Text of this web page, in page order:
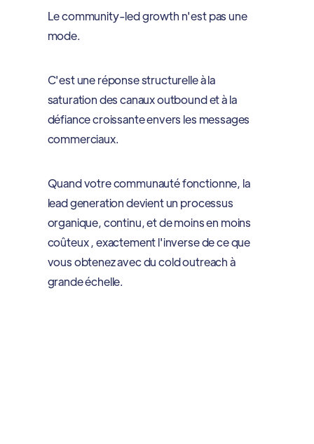
Le community-led growth n'est pas une
mode.
C'est une réponse structurelle à la
saturation des canaux outbound et à la
défiance croissante envers les messages
commerciaux.
Quand votre communauté fonctionne, la
lead generation devient un processus
organique, continu, et de moins en moins
coûteux , exactement l'inverse de ce que
vous obtenez avec du cold outreach à
grande échelle.